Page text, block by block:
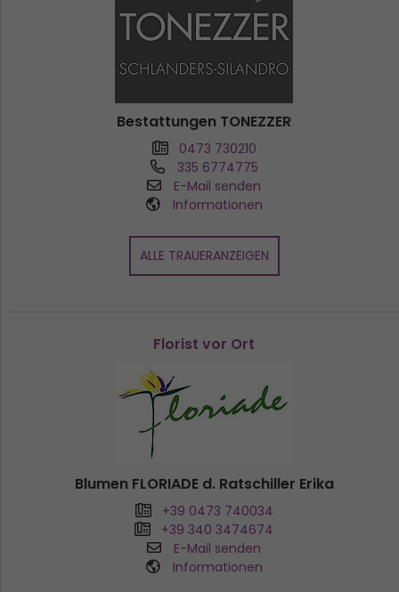
Bestattungen TONEZZER
0473 730210
335 6774775
E-Mail senden
Informationen
ALLE TRAUERANZEIGEN
Florist vor Ort
Blumen FLORIADE d. Ratschiller Erika
+39 0473 740034
+39 340 3474674
E-Mail senden
Informationen